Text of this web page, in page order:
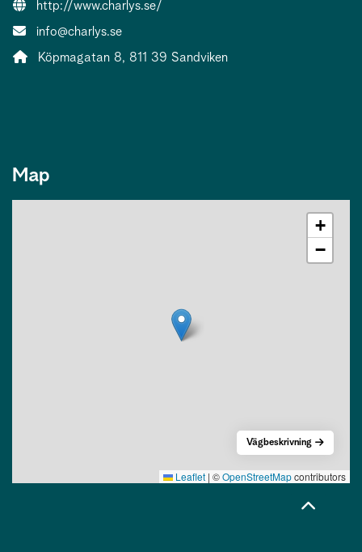
Website:
http://www.charlys.se/
Contact person email:
info@charlys.se
Address:
Köpmagatan 8, 811 39 Sandviken
Map
+
−
Leaflet | ©OpenStreetMapcontributors
Vägbeskrivning